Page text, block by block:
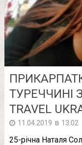
ТУРЕЧЧИНІ
TRAVEL
11.04.2019 в 13:02
25-річна Наталя